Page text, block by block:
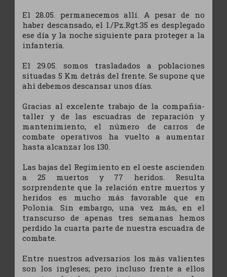
El 28.05. permanecemos allí. A pesar de no
haber descansado, el I./Pz.Rgt.35 es desplegado
ese día y la noche siguiente para proteger a la
infantería.
El 29.05. somos trasladados a poblaciones
situadas 5 Km detrás del frente. Se supone que
ahí debemos descansar unos días.
Gracias al excelente trabajo de la compañía-
taller y de las escuadras de reparación y
mantenimiento, el número de carros de
combate operativos ha vuelto a aumentar
hasta alcanzar los 130.
Las bajas del Regimiento en el oeste ascienden
a 25 muertos y 77 heridos. Resulta
sorprendente que la relación entre muertos y
heridos es mucho más favorable que en
Polonia. Sin embargo, una vez más, en el
transcurso de apenas tres semanas hemos
perdido la cuarta parte de nuestra escuadra de
combate.
Entre nuestros adversarios los más valientes
son los ingleses; pero incluso frente a ellos